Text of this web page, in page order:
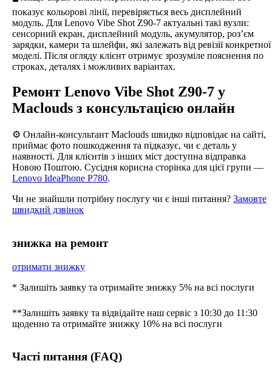
показує кольорові лінії, перевіряється весь дисплейний
модуль. Для Lenovo Vibe Shot Z90-7 актуальні такі вузли:
сенсорний екран, дисплейний модуль, акумулятор, роз’єм
зарядки, камери та шлейфи, які залежать від ревізії конкретної
моделі. Після огляду клієнт отримує зрозуміле пояснення по
строках, деталях і можливих варіантах.
Ремонт Lenovo Vibe Shot Z90-7 у
Maclouds з консультацією онлайн
⚙️ Онлайн-консультант Maclouds швидко відповідає на сайті,
приймає фото пошкодження та підказує, чи є деталь у
наявності. Для клієнтів з інших міст доступна відправка
Новою Поштою. Сусідня корисна сторінка для цієї групи —
Lenovo IdeaPhone P780.
Чи не знайшли потрібну послугу чи є інші питання? Замовте
швидкий дзвінок
знижка на ремонт
отримати знижку
* Залишіть заявку та отримайте знижку 5% на всі послуги
**Залишіть заявку та відвідайте наш сервіс з 10:30 до 11:30
щоденно та отримайте знижку 10% на всі послуги
Часті питання (FAQ)